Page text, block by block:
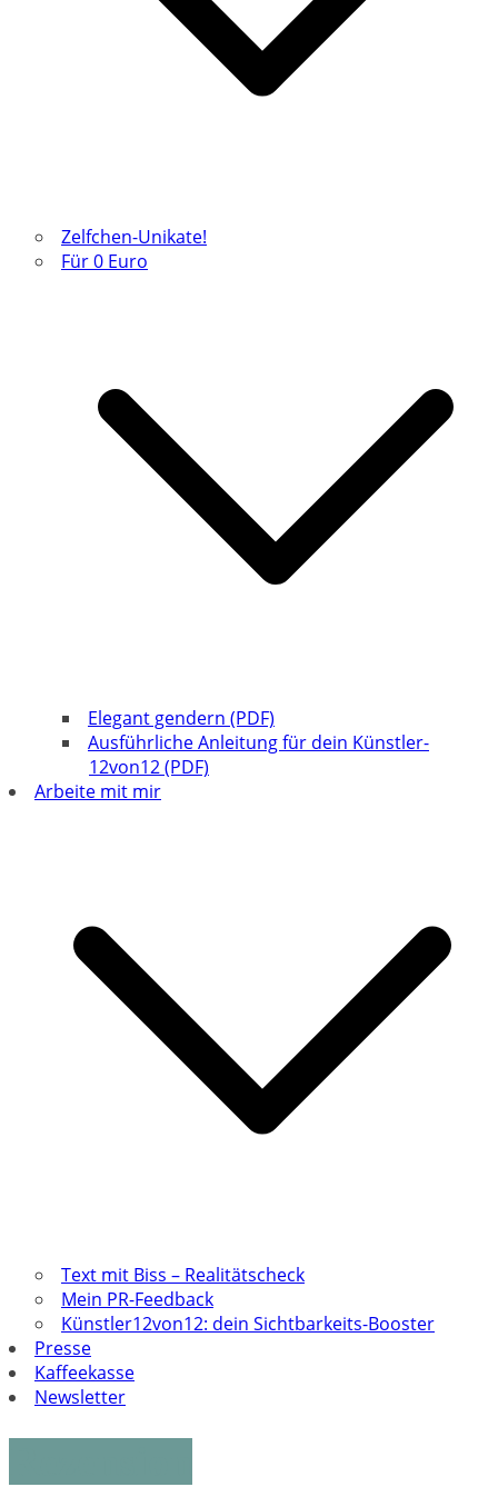
Zelfchen-Unikate!
Für 0 Euro
Elegant gendern (PDF)
Ausführliche Anleitung für dein Künstler-
12von12 (PDF)
Arbeite mit mir
Text mit Biss – Realitätscheck
Mein PR-Feedback
Künstler12von12: dein Sichtbarkeits-Booster
Presse
Kaffeekasse
Newsletter